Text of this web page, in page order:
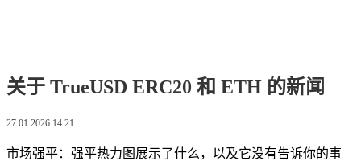
关于 TrueUSD ERC20 和 ETH 的新闻
27.01.2026 14:21
市场强平：强平热力图展示了什么，以及它没有告诉你的事